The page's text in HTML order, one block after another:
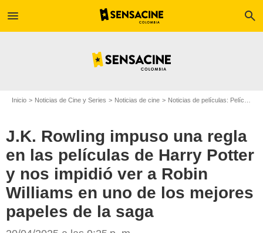
menu search
Inicio Noticias de Cine y Series Noticias de cine Noticias de películas: Película - ¿Sabías que...?
J.K. Rowling impuso una regla
en las películas de Harry Potter
y nos impidió ver a Robin
Williams en uno de los mejores
papeles de la saga